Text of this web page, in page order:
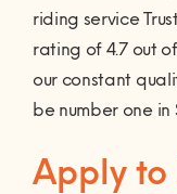
riding service
rating of 4.7 out
our constant
be number one in
Apply to